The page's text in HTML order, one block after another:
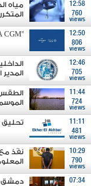
12:58
760
views
مياه
12:50
806
views
"CMA CGM" تُنجز الاستحواذ على مجموعة فتّال
12:46
705
views
المدير
11:44
724
views
الطقس
11:11
481
views
تحليق
10:29
790
views
نفّذ
07:34
دمشق